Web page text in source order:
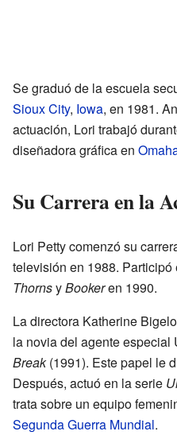
Se graduó de la escuela
Sioux City, Iowa, en 1981.
actuación, Lori trabajó
diseñadora gráfica en
Su Carrera en la
Lori Petty comenzó su
televisión en 1988. Participó
ThornsyBookeren 1990.
La directora Katherine
la novia del agente especial
Break(1991). Este papel le
Después, actuó en la serie
trata sobre un equipo
Segunda Guerra Mundial.